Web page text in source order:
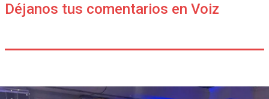
Déjanos tus comentarios en Voiz